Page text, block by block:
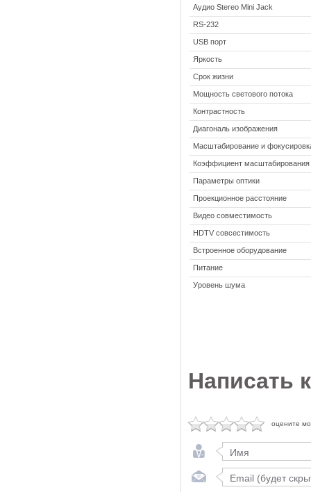
Аудио Stereo Mini Jack
RS-232
USB порт
Яркость
Срок жизни
Мощность светового потока
Контрастность
Диагональ изображения
Масштабирование и
Коэффициент масштабирования
Параметры оптики
Проекционное расстояние
Видео совместимость
HDTV совсестимость
Встроенное оборудование
Питание
Уровень шума
Написать
оцените